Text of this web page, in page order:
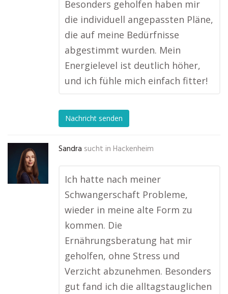
Besonders geholfen haben mir
die individuell angepassten Pläne,
die auf meine Bedürfnisse
abgestimmt wurden. Mein
Energielevel ist deutlich höher,
und ich fühle mich einfach fitter!
Nachricht senden
Sandra sucht in Hackenheim
Ich hatte nach meiner
Schwangerschaft Probleme,
wieder in meine alte Form zu
kommen. Die
Ernährungsberatung hat mir
geholfen, ohne Stress und
Verzicht abzunehmen. Besonders
gut fand ich die alltagstauglichen